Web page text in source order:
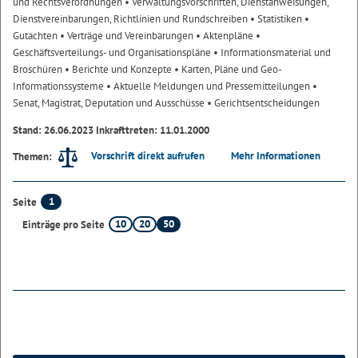
Dienstvereinbarungen, Richtlinien und Rundschreiben • Statistiken •
Gutachten • Verträge und Vereinbarungen • Aktenpläne •
Geschäftsverteilungs- und Organisationspläne • Informationsmaterial und
Broschüren • Berichte und Konzepte • Karten, Pläne und Geo-
Informationssysteme • Aktuelle Meldungen und Pressemitteilungen •
Senat, Magistrat, Deputation und Ausschüsse • Gerichtsentscheidungen
Stand: 26.06.2023 Inkrafttreten: 11.01.2000
Themen:
Vorschrift direkt aufrufen Mehr Informationen
Seite
1
Einträge pro Seite
10 20 50